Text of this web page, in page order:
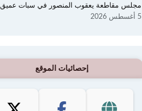
مجلس مقاطعة يعقوب المنصور في سبات عميق
5 أغسطس 2026
إحصائيات الموقع